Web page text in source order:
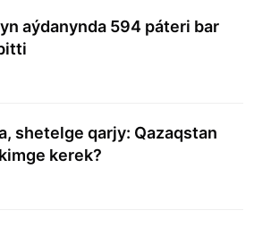
aýdanynda 594 páteri bar
shetelge qarjy: Qazaqstan
kerek?